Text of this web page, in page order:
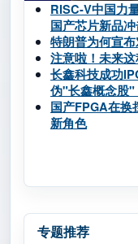
RISC-V中国力
国产芯片新品
特朗普为何宣
注意啦！未来
长鑫科技成功
伪"长鑫概念股"
国产FPGA在换
新角色
专题推荐